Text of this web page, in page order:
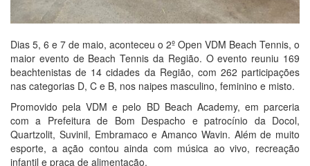
Dias 5, 6 e 7 de maio, aconteceu o 2º Open VDM Beach Tennis, o
maior evento de Beach Tennis da Região. O evento reuniu 169
beachtenistas de 14 cidades da Região, com 262 participações
nas categorias D, C e B, nos naipes masculino, feminino e misto.
Promovido pela VDM e pelo BD Beach Academy, em parceria
com a Prefeitura de Bom Despacho e patrocínio da Docol,
Quartzolit, Suvinil, Embramaco e Amanco Wavin. Além de muito
esporte, a ação contou ainda com música ao vivo, recreação
infantil e praça de alimentação.